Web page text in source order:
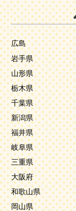
広島
岩手県
山形県
栃木県
千葉県
新潟県
福井県
岐阜県
三重県
大阪府
和歌山県
岡山県